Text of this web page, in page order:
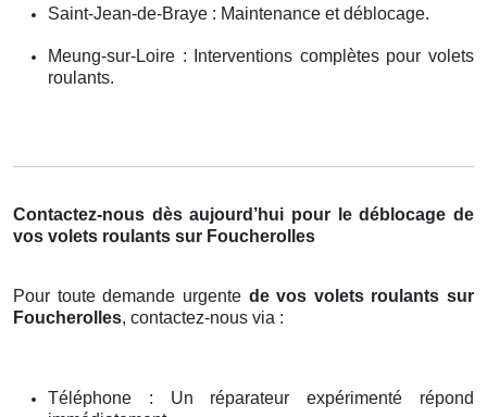
Saint-Jean-de-Braye : Maintenance et déblocage.
Meung-sur-Loire : Interventions complètes pour volets
roulants.
Contactez-nous dès aujourd’hui pour le déblocage de
vos volets roulants sur Foucherolles
Pour toute demande urgente de vos volets roulants sur
Foucherolles, contactez-nous via :
Téléphone : Un réparateur expérimenté répond